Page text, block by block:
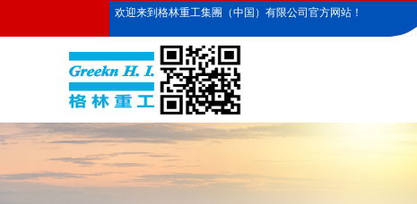
欢迎来到格林重工集團（中国）有限公司官方网站！